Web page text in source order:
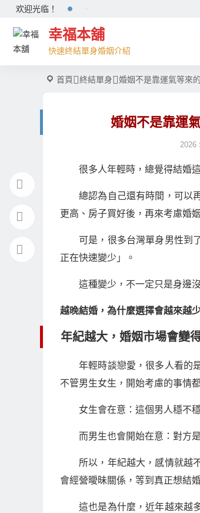
欢迎光临！
幸福本舖
快速終結單身婚姻介紹
首頁 終結單身 婚姻不是靠運氣等來
婚姻不是靠運
2026
很多人年輕時，總覺得結婚
總認為自己還有時間，可以
更高、房子買好後，再來考慮婚
可是，很多台灣單身男性到
正在快速變少」。
這種變少，不一定只是身邊
越晚結婚，為什麼選擇會越來越
年紀越大，婚姻市場會變
年輕時談戀愛，很多人看的
不管男生女生，開始考慮的事情
女生會在意：這個男人穩不
而男生也會開始在意：對方
所以，年紀越大，感情就越
會經營曖昧關係，等到真正想結
這也是為什麼，近年越來越